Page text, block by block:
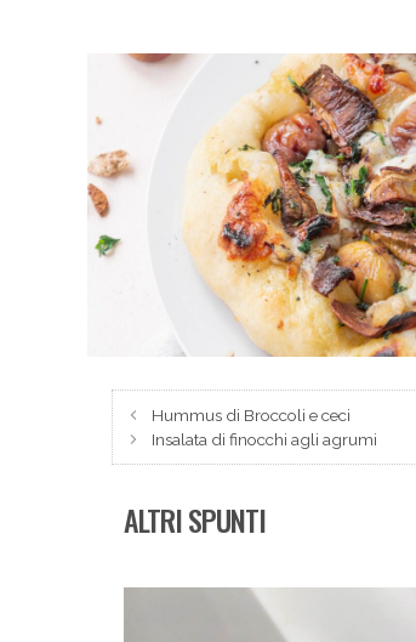
Hummus di Broccoli e ceci
Insalata di finocchi agli agrumi
ALTRI SPUNTI